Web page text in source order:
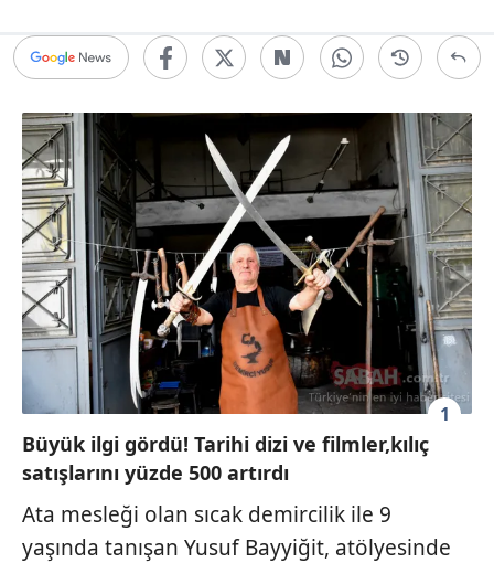
1
Büyük ilgi gördü! Tarihi dizi ve filmler,kılıç
satışlarını yüzde 500 artırdı
Ata mesleği olan sıcak demircilik ile 9
yaşında tanışan Yusuf Bayyiğit, atölyesinde